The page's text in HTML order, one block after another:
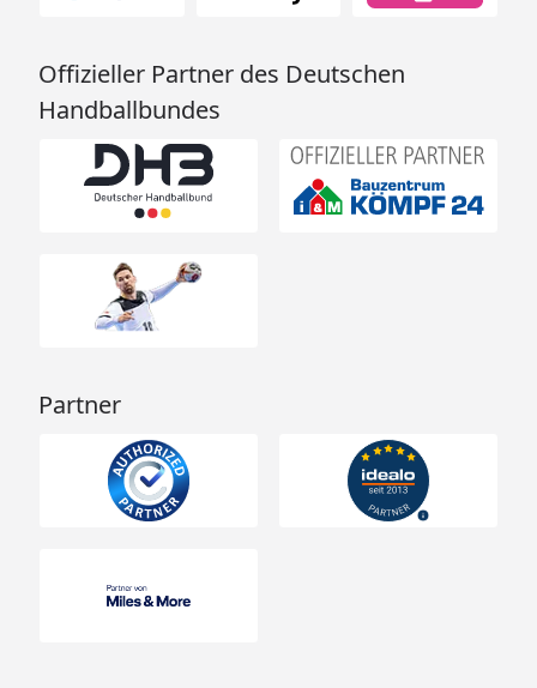
Offizieller Partner des Deutschen
Handballbundes
Partner